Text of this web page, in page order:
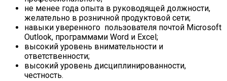
не менее года опыта в руководящей должности,
желательно в розничной продуктовой сети;
навыки уверенного пользователя почтой Microsoft
Outlook, программами Word и Excel;
высокий уровень внимательности и
ответственности;
высокий уровень дисциплинированности,
честность.